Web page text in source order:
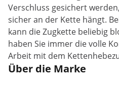
Verschluss gesichert
sicher an der Kette hängt.
kann die Zugkette beliebig
haben Sie immer die volle
Arbeit mit dem
Über die Marke